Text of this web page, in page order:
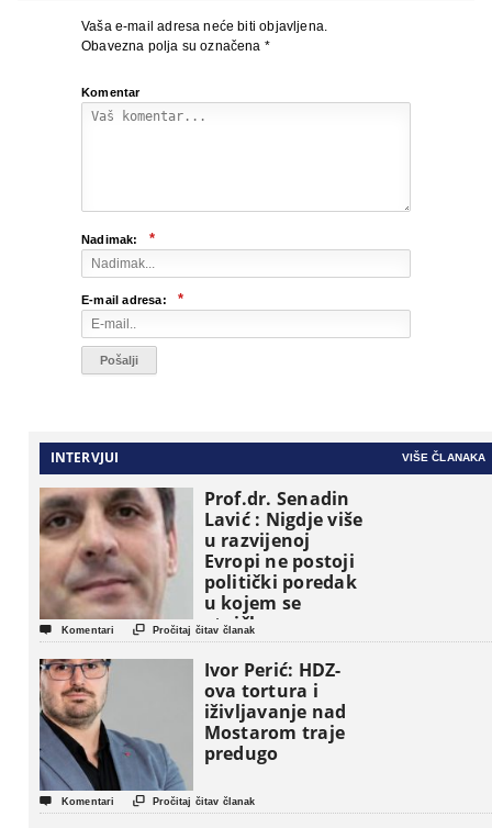
Vaša e-mail adresa neće biti objavljena.
Obavezna polja su označena *
Komentar
Nadimak: *
E-mail adresa: *
INTERVJUI VIŠE ČLANAKA
Prof.dr. Senadin
Lavić : Nigdje više
u razvijenoj
Evropi ne postoji
politički poredak
u kojem se
etničke grupe
pojavljuju kao
osnovne
političke jedinice
 Komentari  Pročitaj čitav članak
Ivor Perić: HDZ-
ova tortura i
iživljavanje nad
Mostarom traje
predugo
 Komentari  Pročitaj čitav članak